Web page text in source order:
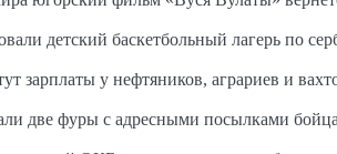
детский баскетбольный лагерь по
зарплаты у нефтяников, аграриев и
две фуры с адресными посылками